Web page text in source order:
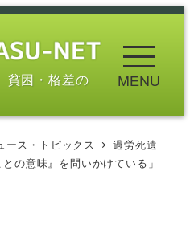
貧困・格差の MENU
ース・トピックス
過労死遺
の意味』を問いかけている」